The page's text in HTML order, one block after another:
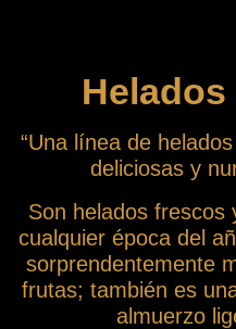
“Una línea de
deliciosas y
Son helados frescos
cualquier época del
sorprendentemente
frutas; también es
almuerzo